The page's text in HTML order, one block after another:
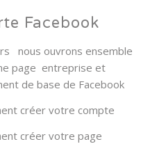
Facebook
nous ouvrons ensemble
page entreprise et
de base de Facebook
créer votre compte
créer votre page